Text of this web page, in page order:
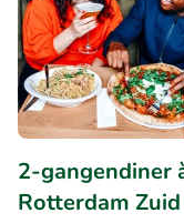
2-gangendiner
Rotterdam